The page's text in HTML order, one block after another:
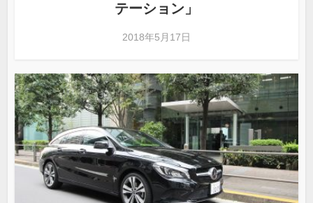
テーション」
2018年5月17日